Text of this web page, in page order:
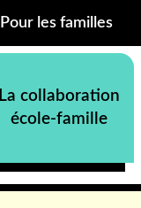
Pour les familles
La collaboration
école-famille